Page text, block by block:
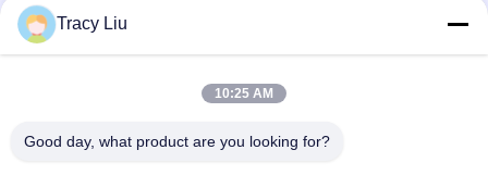
Мягкая смесь PVC
Tracy Liu
10:25 AM
Good day, what product are you looking for?